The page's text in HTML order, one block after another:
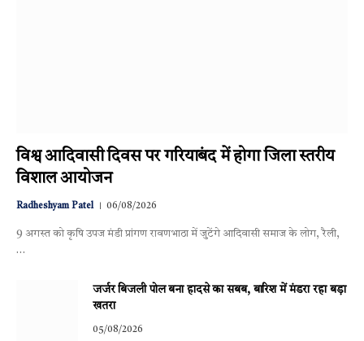
विश्व आदिवासी दिवस पर गरियाबंद में होगा जिला स्तरीय
विशाल आयोजन
Radheshyam Patel 06/08/2026
9 अगस्त को कृषि उपज मंडी प्रांगण रावणभाठा में जुटेंगे आदिवासी समाज के लोग, रैली,
…
जर्जर बिजली पोल बना हादसे का सबब, बारिश में मंडरा रहा बड़ा
खतरा
05/08/2026